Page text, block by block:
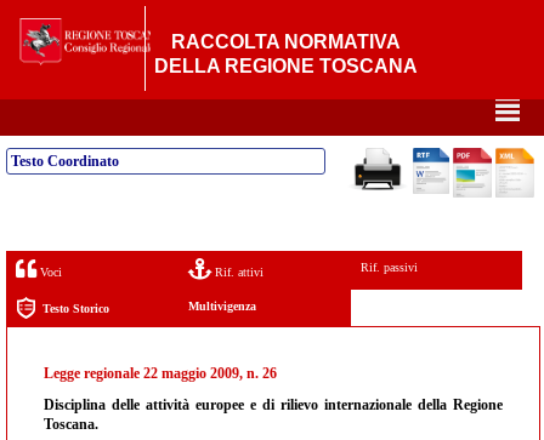
RACCOLTA NORMATIVA
DELLA REGIONE TOSCANA
²
Testo Coordinato
Voci Rif. attivi Rif. passivi
Testo Storico Multivigenza
Legge regionale 22 maggio 2009, n. 26
Disciplina delle attività europee e di rilievo internazionale della Regione
Toscana.